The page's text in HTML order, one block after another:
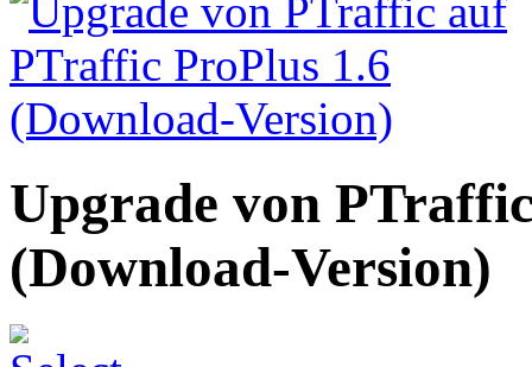
Upgrade von
(Download-Version)